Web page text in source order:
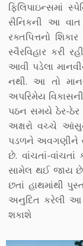
ફિલિપાઇન્સમાં
સૈનિકની આ વાત
રક્તપિત્તનો
સ્વૈરવિહાર કરી
આવી પડેલા
નથી. આ તો
અપરિમેય
પઠન સમયે ઠેર-
અક્ષરો વચ્ચે
પડળને અવગણીને
છે. વાંચતાં-
સામેલ થઈ જાય
છતાં હાથમાંથી
અનુદિત કરેલી આ
શકાશે